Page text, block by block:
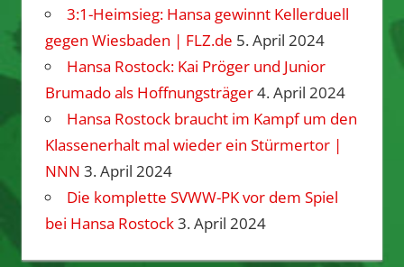
3:1-Heimsieg: Hansa gewinnt Kellerduell
gegen Wiesbaden | FLZ.de 5. April 2024
Hansa Rostock: Kai Pröger und Junior
Brumado als Hoffnungsträger4. April 2024
Hansa Rostock braucht im Kampf um den
Klassenerhalt mal wieder ein Stürmertor |
NNN 3. April 2024
Die komplette SVWW-PK vor dem Spiel
bei Hansa Rostock3. April 2024